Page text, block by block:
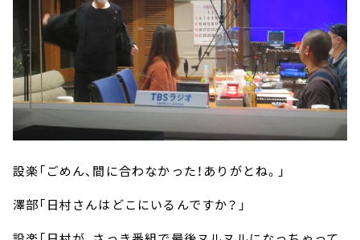
設楽「ごめん、間に合わなかった！ありがとね。」
澤部「日村さんはどこにいるんですか？」